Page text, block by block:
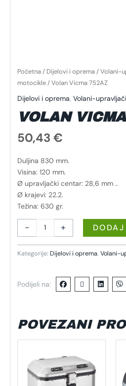
Početna / Dijelovi i oprema /Volani-
motocikle / Volan Vicma 752AZ
Dijelovi i oprema, Volani-
VOLAN
50,43 €
Duljina 830 mm.
Visina: 120 mm.
Ø upravljački centar: 28,6 mm ..
Ø krajevi: 22.2.
Težina: 630 gr.
- +
Kategorije: Dijelovi i oprema, Volani-
Podijeli na:
POVEZANI